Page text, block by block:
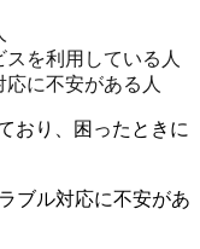
を利用している人
に不安がある人
おり、困ったときに
ブル対応に不安があ